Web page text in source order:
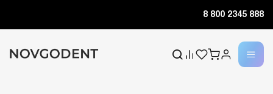
8 800 2345 888